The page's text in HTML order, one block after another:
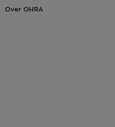
Over OHRA